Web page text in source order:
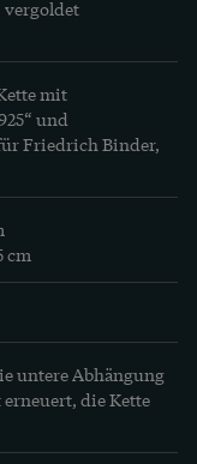
Wert,
vergoldet
mit
und
Friedrich Binder,
cm
untere Abhängung
die Kette